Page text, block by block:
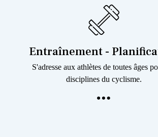
Entraînement -
S'adresse aux athlètes de toutes âges
disciplines du cyclisme.